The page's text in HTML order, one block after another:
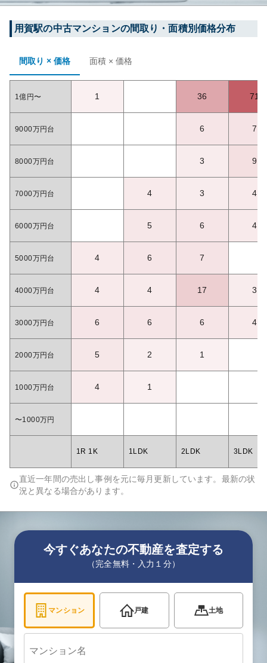
用賀駅の中古マンションの間取り・面積別価格分布
間取り × 価格 面積 × 価格
1億円〜 1 36 71
9000万円台 6 7
8000万円台 3 9
7000万円台 4 3 4
6000万円台 5 6 4
5000万円台 4 6 7
4000万円台 4 4 17 3
3000万円台 6 6 6 4
2000万円台 5 2 1
1000万円台 4 1
〜1000万円
1R 1K 1LDK 2LDK 3LDK
直近一年間の売出し事例を元に毎月更新しています。最新の状
況と異なる場合があります。
今すぐあなたの不動産を査定する
（完全無料・入力１分）
マンション 戸建 土地